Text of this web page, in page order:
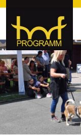
hof-
Hochfranken